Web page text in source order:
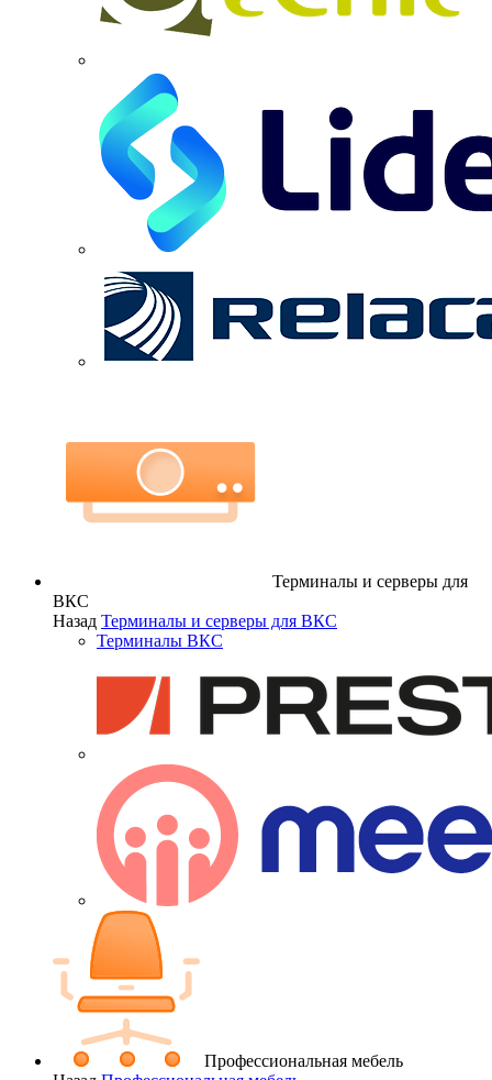
Терминалы и серверы для
ВКС
Назад Терминалы и серверы для ВКС
Терминалы ВКС
Профессиональная мебель